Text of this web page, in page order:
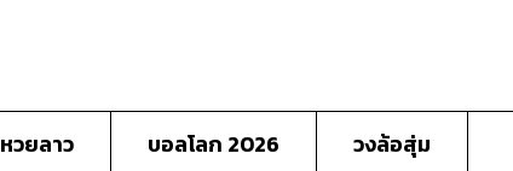
หวยลาว บอลโลก 2026 วงล้อสุ่ม